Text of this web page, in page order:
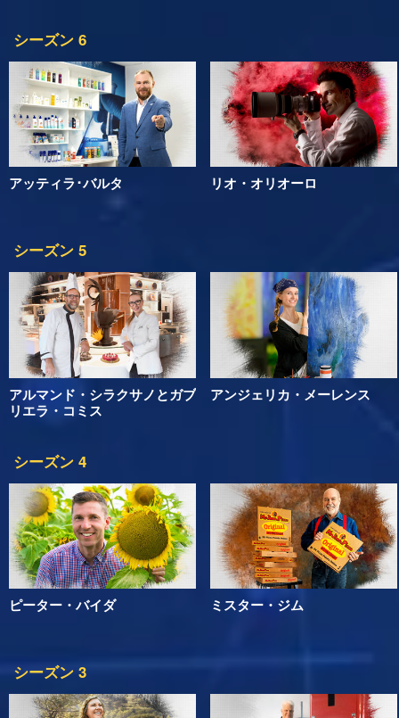
シーズン 6
アッティラ･バルタ リオ・オリオーロ
シーズン 5
アルマンド・シラクサノとガブ
リエラ・コミス
アンジェリカ・メーレンス
シーズン 4
ピーター・バイダ ミスター・ジム
シーズン 3